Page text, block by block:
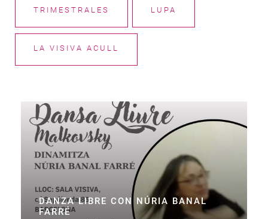
TRIMESTRALES LUPA
LA VISIVA ACULL
DANZA LIBRE CON NÚRIA BANAL
FARRÉ